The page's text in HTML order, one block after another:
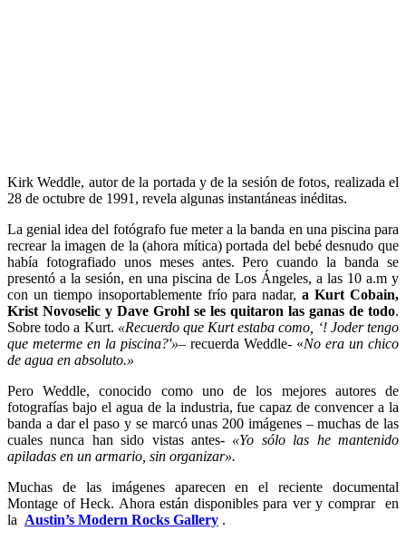
Kirk Weddle, autor de la portada y de la sesión de fotos, realizada el
28 de octubre de 1991, revela algunas instantáneas inéditas.
La genial idea del fotógrafo fue meter a la banda en una piscina para
recrear la imagen de la (ahora mítica) portada del bebé desnudo que
había fotografiado unos meses antes. Pero cuando la banda se
presentó a la sesión, en una piscina de Los Ángeles, a las 10 a.m y
con un tiempo insoportablemente frío para nadar,a Kurt Cobain,
Krist Novoselic y Dave Grohl se les quitaron las ganas de todo.
Sobre todo a Kurt. «Recuerdo que Kurt estaba como, ‘! Joder tengo
que meterme en la piscina?'»– recuerda Weddle- «No era un chico
de agua en absoluto.»
Pero Weddle, conocido como uno de los mejores autores de
fotografías bajo el agua de la industria, fue capaz de convencer a la
banda a dar el paso y se marcó unas 200 imágenes – muchas de las
cuales nunca han sido vistas antes- «Yo sólo las he mantenido
apiladas en un armario, sin organizar».
Muchas de las imágenes aparecen en el reciente documental
Montage of Heck. Ahora están disponibles para ver y comprar en
la Austin’s Modern Rocks Gallery .